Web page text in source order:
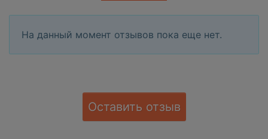
На данный момент отзывов пока еще нет.
Оставить отзыв